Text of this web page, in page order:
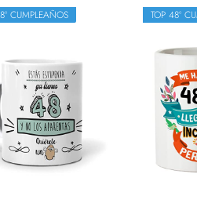
CUMPLEAÑOS TOP 48º